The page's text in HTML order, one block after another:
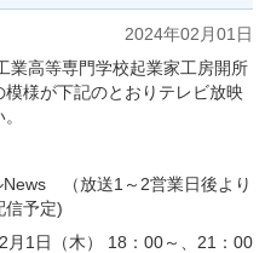
2024年02月01日
業高等専門学校起業家工房開所
様が下記のとおりテレビ放映
（放送1～2営業日後より
信予定)
日（木） 18：00～、21：00